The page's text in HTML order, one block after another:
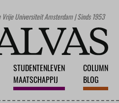
Universiteit Amsterdam | Sinds 1953
STUDENTENLEVEN
MAATSCHAPPIJ
COLUMN
BLOG